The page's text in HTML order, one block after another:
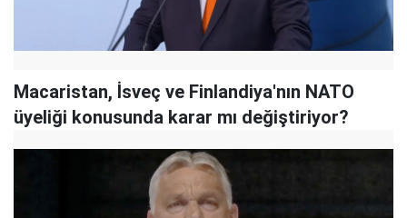
Macaristan, İsveç ve Finlandiya'nın NATO
üyeliği konusunda karar mı değiştiriyor?